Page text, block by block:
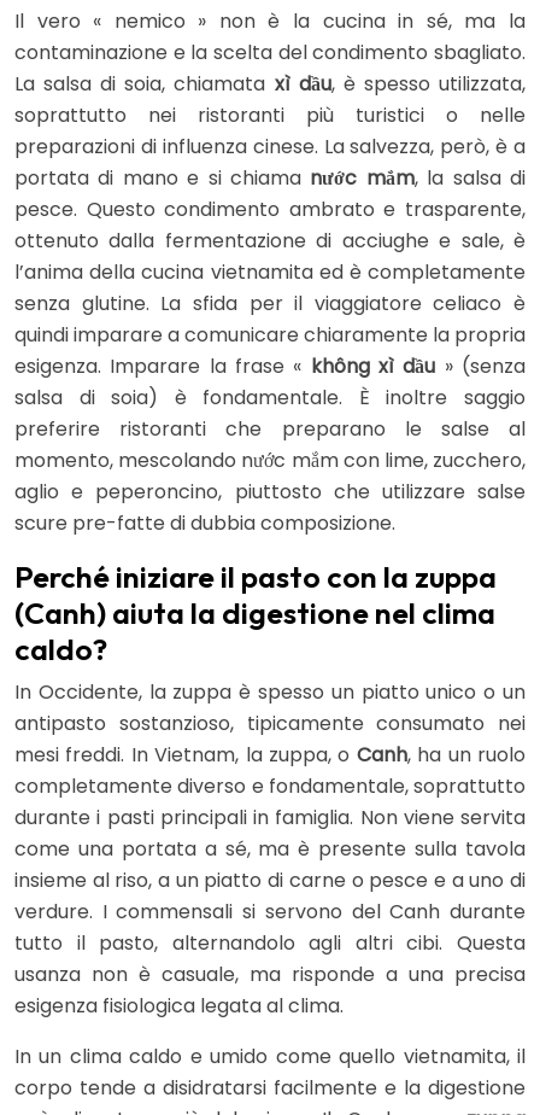
Il vero « nemico » non è la cucina in sé, ma la
contaminazione e la scelta del condimento sbagliato.
La salsa di soia, chiamata xì dầu, è spesso utilizzata,
soprattutto nei ristoranti più turistici o nelle
preparazioni di influenza cinese. La salvezza, però, è a
portata di mano e si chiama nước mắm, la salsa di
pesce. Questo condimento ambrato e trasparente,
ottenuto dalla fermentazione di acciughe e sale, è
l’anima della cucina vietnamita ed è completamente
senza glutine. La sfida per il viaggiatore celiaco è
quindi imparare a comunicare chiaramente la propria
esigenza. Imparare la frase « không xì dầu » (senza
salsa di soia) è fondamentale. È inoltre saggio
preferire ristoranti che preparano le salse al
momento, mescolando nước mắm con lime, zucchero,
aglio e peperoncino, piuttosto che utilizzare salse
scure pre-fatte di dubbia composizione.
Perché iniziare il pasto con la zuppa
(Canh) aiuta la digestione nel clima
caldo?
In Occidente, la zuppa è spesso un piatto unico o un
antipasto sostanzioso, tipicamente consumato nei
mesi freddi. In Vietnam, la zuppa, o Canh, ha un ruolo
completamente diverso e fondamentale, soprattutto
durante i pasti principali in famiglia. Non viene servita
come una portata a sé, ma è presente sulla tavola
insieme al riso, a un piatto di carne o pesce e a uno di
verdure. I commensali si servono del Canh durante
tutto il pasto, alternandolo agli altri cibi. Questa
usanza non è casuale, ma risponde a una precisa
esigenza fisiologica legata al clima.
In un clima caldo e umido come quello vietnamita, il
corpo tende a disidratarsi facilmente e la digestione